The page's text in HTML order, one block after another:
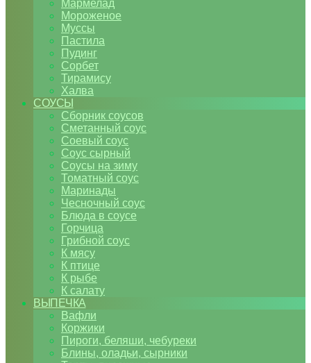
Мармелад
Мороженое
Муссы
Пастила
Пудинг
Сорбет
Тирамису
Халва
СОУСЫ
Сборник соусов
Сметанный соус
Соевый соус
Соус сырный
Соусы на зиму
Томатный соус
Маринады
Чесночный соус
Блюда в соусе
Горчица
Грибной соус
К мясу
К птице
К рыбе
К салату
ВЫПЕЧКА
Вафли
Коржики
Пироги, беляши, чебуреки
Блины, оладьи, сырники